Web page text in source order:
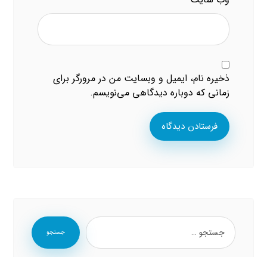
ذخیره نام، ایمیل و وبسایت من در مرورگر برای
زمانی که دوباره دیدگاهی می‌نویسم.
فرستادن دیدگاه
جستجو